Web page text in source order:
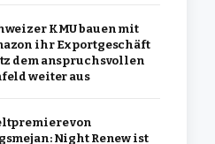
KMU bauen mit
ihr Exportgeschäft
dem anspruchsvollen
weiter aus
von
Night Renew ist